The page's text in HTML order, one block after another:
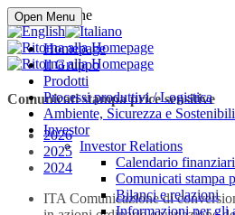
Open Menu
Homepage
Il Gruppo
Prodotti
Processi produttivi / Logistica
Ambiente, Sicurezza e
Investor
Investor Relations
Calendario
Comunicati stampa
Bilanci e relazioni
Informazioni per gli
Compra online
Comunicati stampa price sensitive
2026
2025
2024
ITA Comunicazione di